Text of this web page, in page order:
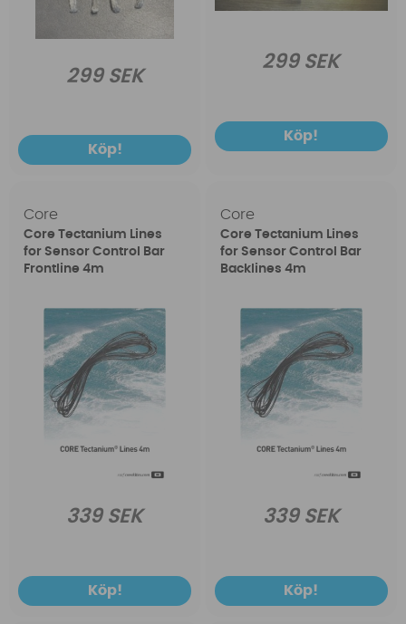
299 SEK
Köp!
299 SEK
Köp!
Core
Core Tectanium Lines
for Sensor Control Bar
Frontline 4m
339 SEK
Köp!
Core
Core Tectanium Lines
for Sensor Control Bar
Backlines 4m
339 SEK
Köp!